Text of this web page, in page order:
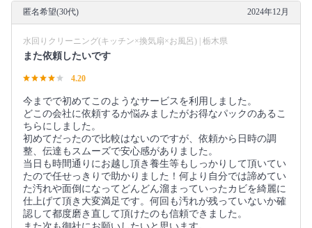
匿名希望(30代) 2024年12月
水回りクリーニング(キッチン×換気扇×お風呂) | 栃木県
また依頼したいです
4.20
今までで初めてこのようなサービスを利用しました。
どこの会社に依頼するか悩みましたがお得なパックのあるこ
ちらにしました。
初めてだったので比較はないのですが、依頼から日時の調
整、伝達もスムーズで安心感がありました。
当日も時間通りにお越し頂き養生等もしっかりして頂いてい
たので任せっきりで助かりました！何より自分では諦めてい
た汚れや面倒になってどんどん溜まっていったカビを綺麗に
仕上げて頂き大変満足です。何回も汚れが残っていないか確
認して都度磨き直して頂けたのも信頼できました。